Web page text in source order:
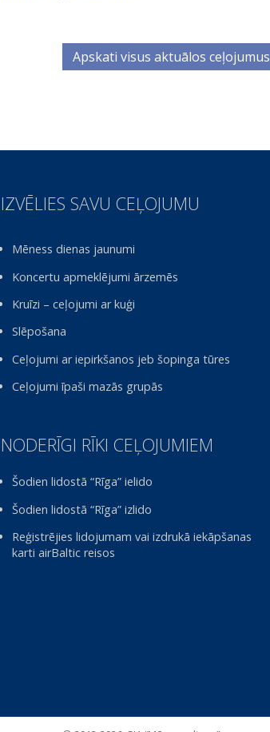
Apskati visus aktuālos ceļojumus
IZVĒLIES SAVU CEĻOJUMU
Mēness dienas jaunumi
Koncertu apmeklējumi ārzemēs
Kruīzi – ceļojumi ar kuģi
Slēpošana
Ceļojumi ar iepirkšanos jeb šopinga tūres
Ceļojumi īpaši mazās grupās
NODERĪGI RĪKI CEĻOJUMIEM
Šodien lidostā “Rīga” ielido
Šodien lidostā “Rīga” izlido
Reģistrējies lidojumam vai izdrukā iekāpšanas
karti airBaltic reisos